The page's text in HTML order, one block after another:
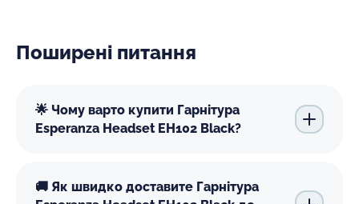
Поширені питання
🌟 Чому варто купити Гарнітура
Esperanza Headset EH102 Black?
🚚 Як швидко доставите Гарнітура